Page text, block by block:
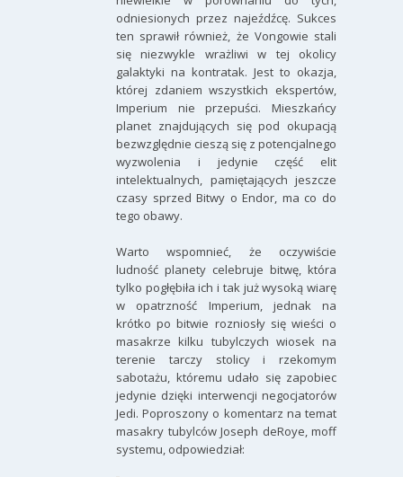
odniesionych przez najeźdźcę. Sukces
ten sprawił również, że Vongowie stali
się niezwykle wrażliwi w tej okolicy
galaktyki na kontratak. Jest to okazja,
której zdaniem wszystkich ekspertów,
Imperium nie przepuści. Mieszkańcy
planet znajdujących się pod okupacją
bezwzględnie cieszą się z potencjalnego
wyzwolenia i jedynie część elit
intelektualnych, pamiętających jeszcze
czasy sprzed Bitwy o Endor, ma co do
tego obawy.
Warto wspomnieć, że oczywiście
ludność planety celebruje bitwę, która
tylko pogłębiła ich i tak już wysoką wiarę
w opatrzność Imperium, jednak na
krótko po bitwie rozniosły się wieści o
masakrze kilku tubylczych wiosek na
terenie tarczy stolicy i rzekomym
sabotażu, któremu udało się zapobiec
jedynie dzięki interwencji negocjatorów
Jedi. Poproszony o komentarz na temat
masakry tubylców Joseph deRoye, moff
systemu, odpowiedział: